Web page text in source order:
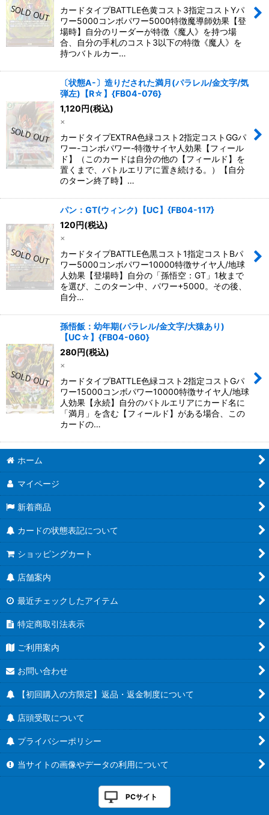
カードタイプBATTLE色黄コスト3指定コストYパ
ワー5000コンボパワー5000特徴魔導師効果【登
場時】自分のリーダーが特徴《魔人》を持つ場
合、自分の手札のコスト3以下の特徴《魔人》を
持つバトルカー…
〔状態A-〕造りだされた満月(パラレル/金文字/気
弾左)【R☆】{FB04-076}
1,120 円(税込)
×
カードタイプEXTRA色緑コスト2指定コストGGパ
ワー-コンボパワー-特徴サイヤ人効果【フィール
ド】（このカードは自分の他の【フィールド】を
置くまで、バトルエリアに置き続ける。）【自分
のターン終了時】…
パン：GT(ウィンク)【UC】{FB04-117}
120 円(税込)
×
カードタイプBATTLE色黒コスト1指定コストBパ
ワー5000コンボパワー10000特徴サイヤ人/地球
人効果【登場時】自分の「孫悟空：GT」1枚まで
を選び、このターン中、パワー+5000。その後、
自分…
孫悟飯：幼年期(パラレル/金文字/大猿あり)
【UC☆】{FB04-060}
280 円(税込)
×
カードタイプBATTLE色緑コスト2指定コストGパ
ワー15000コンボパワー10000特徴サイヤ人/地球
人効果【永続】自分のバトルエリアにカード名に
「満月」を含む【フィールド】がある場合、この
カードの…
ホーム
マイページ
新着商品
カードの状態表記について
ショッピングカート
店舗案内
最近チェックしたアイテム
特定商取引法表示
ご利用案内
お問い合わせ
【初回購入の方限定】返品・返金制度について
店頭受取について
プライバシーポリシー
当サイトの画像やデータの利用について
PCサイト